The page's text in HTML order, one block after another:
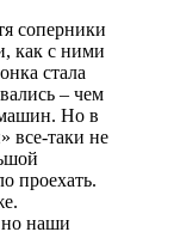
соперники
как с ними
стала
– чем
Но в
все-таки не
проехать.
но наши